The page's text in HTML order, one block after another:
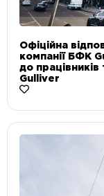
Офіційна
компанії БФК
до
Gulliver